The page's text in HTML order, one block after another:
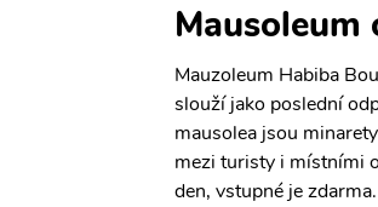
Mauzoleum Habiba
slouží jako poslední
mausolea jsou
mezi turisty i místními
den, vstupné je zdarma.